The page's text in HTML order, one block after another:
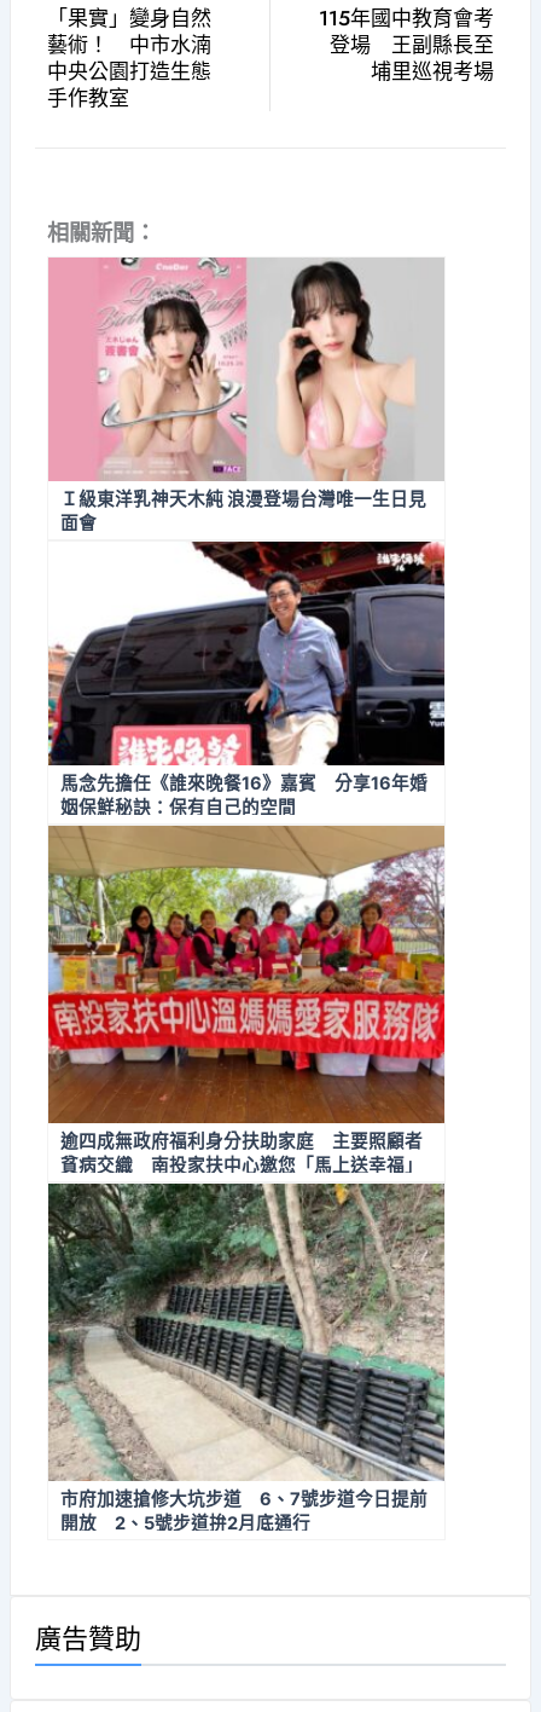
「果實」變身自然
藝術！ 中市水湳
中央公園打造生態
手作教室
115年國中教育會考
登場 王副縣長至
埔里巡視考場
相關新聞：
Ｉ級東洋乳神天木純 浪漫登場台灣唯一生日見
面會
馬念先擔任《誰來晚餐16》嘉賓 分享16年婚
姻保鮮秘訣：保有自己的空間
逾四成無政府福利身分扶助家庭 主要照顧者
貧病交織 南投家扶中心邀您「馬上送幸福」
助弱勢家庭走出醫療困境
市府加速搶修大坑步道 6、7號步道今日提前
開放 2、5號步道拚2月底通行
廣告贊助